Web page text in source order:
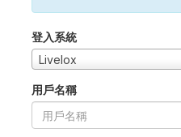
登入系統
Livelox
用戶名稱